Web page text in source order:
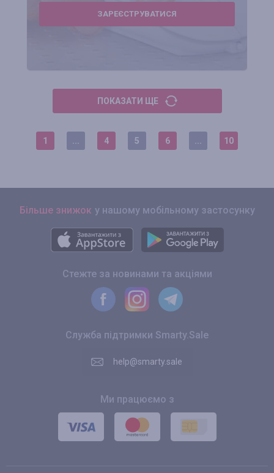
ЗАРЕЄСТРУВАТИСЯ
ПОКАЗАТИ ЩЕ
1 4 5 6 10
Більше знижок у нашому мобільному застосунку
Стежте за новинами та акціями
Служба підтримки Smarty.Sale
help@smarty.sale
Ми працюємо з